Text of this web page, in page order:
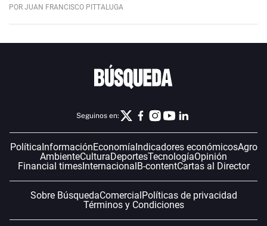
POR JUAN FRANCISCO PITTALUGA
Seguinos en:
Política InformaciónEconomía Indicadores económicosAgro
AmbienteCulturaDeportesTecnologíaOpinión
Financial timesInternacional B-contentCartas al Director
Sobre BúsquedaComercial Políticas de privacidad
Términos y Condiciones